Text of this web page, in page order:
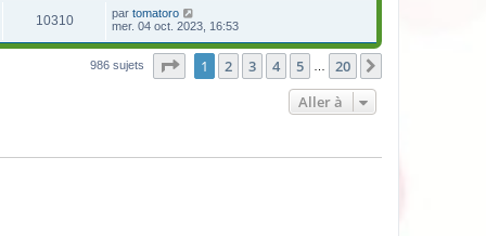
10310 par tomatoro
mer. 04 oct. 2023, 16:53
986 sujets Page sur20
1 2 3 4 5 20
Aller à